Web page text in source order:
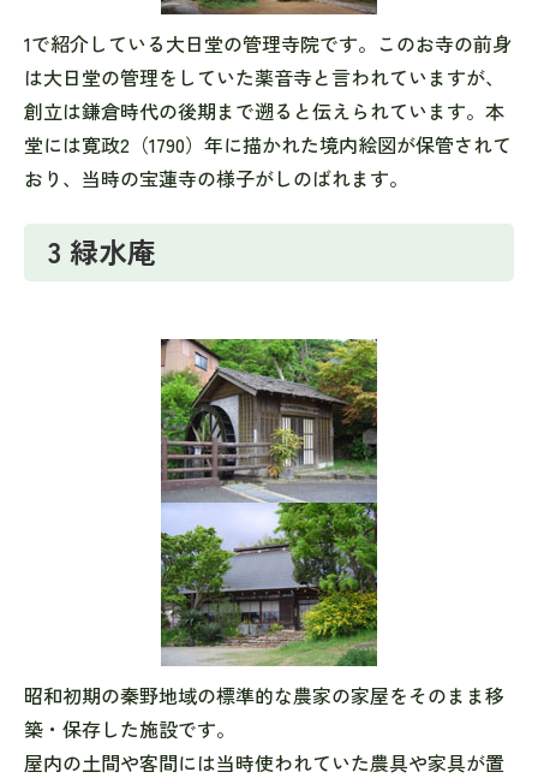
1で紹介している大日堂の管理寺院です。このお寺の前身
は大日堂の管理をしていた薬音寺と言われていますが、
創立は鎌倉時代の後期まで遡ると伝えられています。本
堂には寛政2（1790）年に描かれた境内絵図が保管されて
おり、当時の宝蓮寺の様子がしのばれます。
3 緑水庵
昭和初期の秦野地域の標準的な農家の家屋をそのまま移
築・保存した施設です。
屋内の土間や客間には当時使われていた農具や家具が置